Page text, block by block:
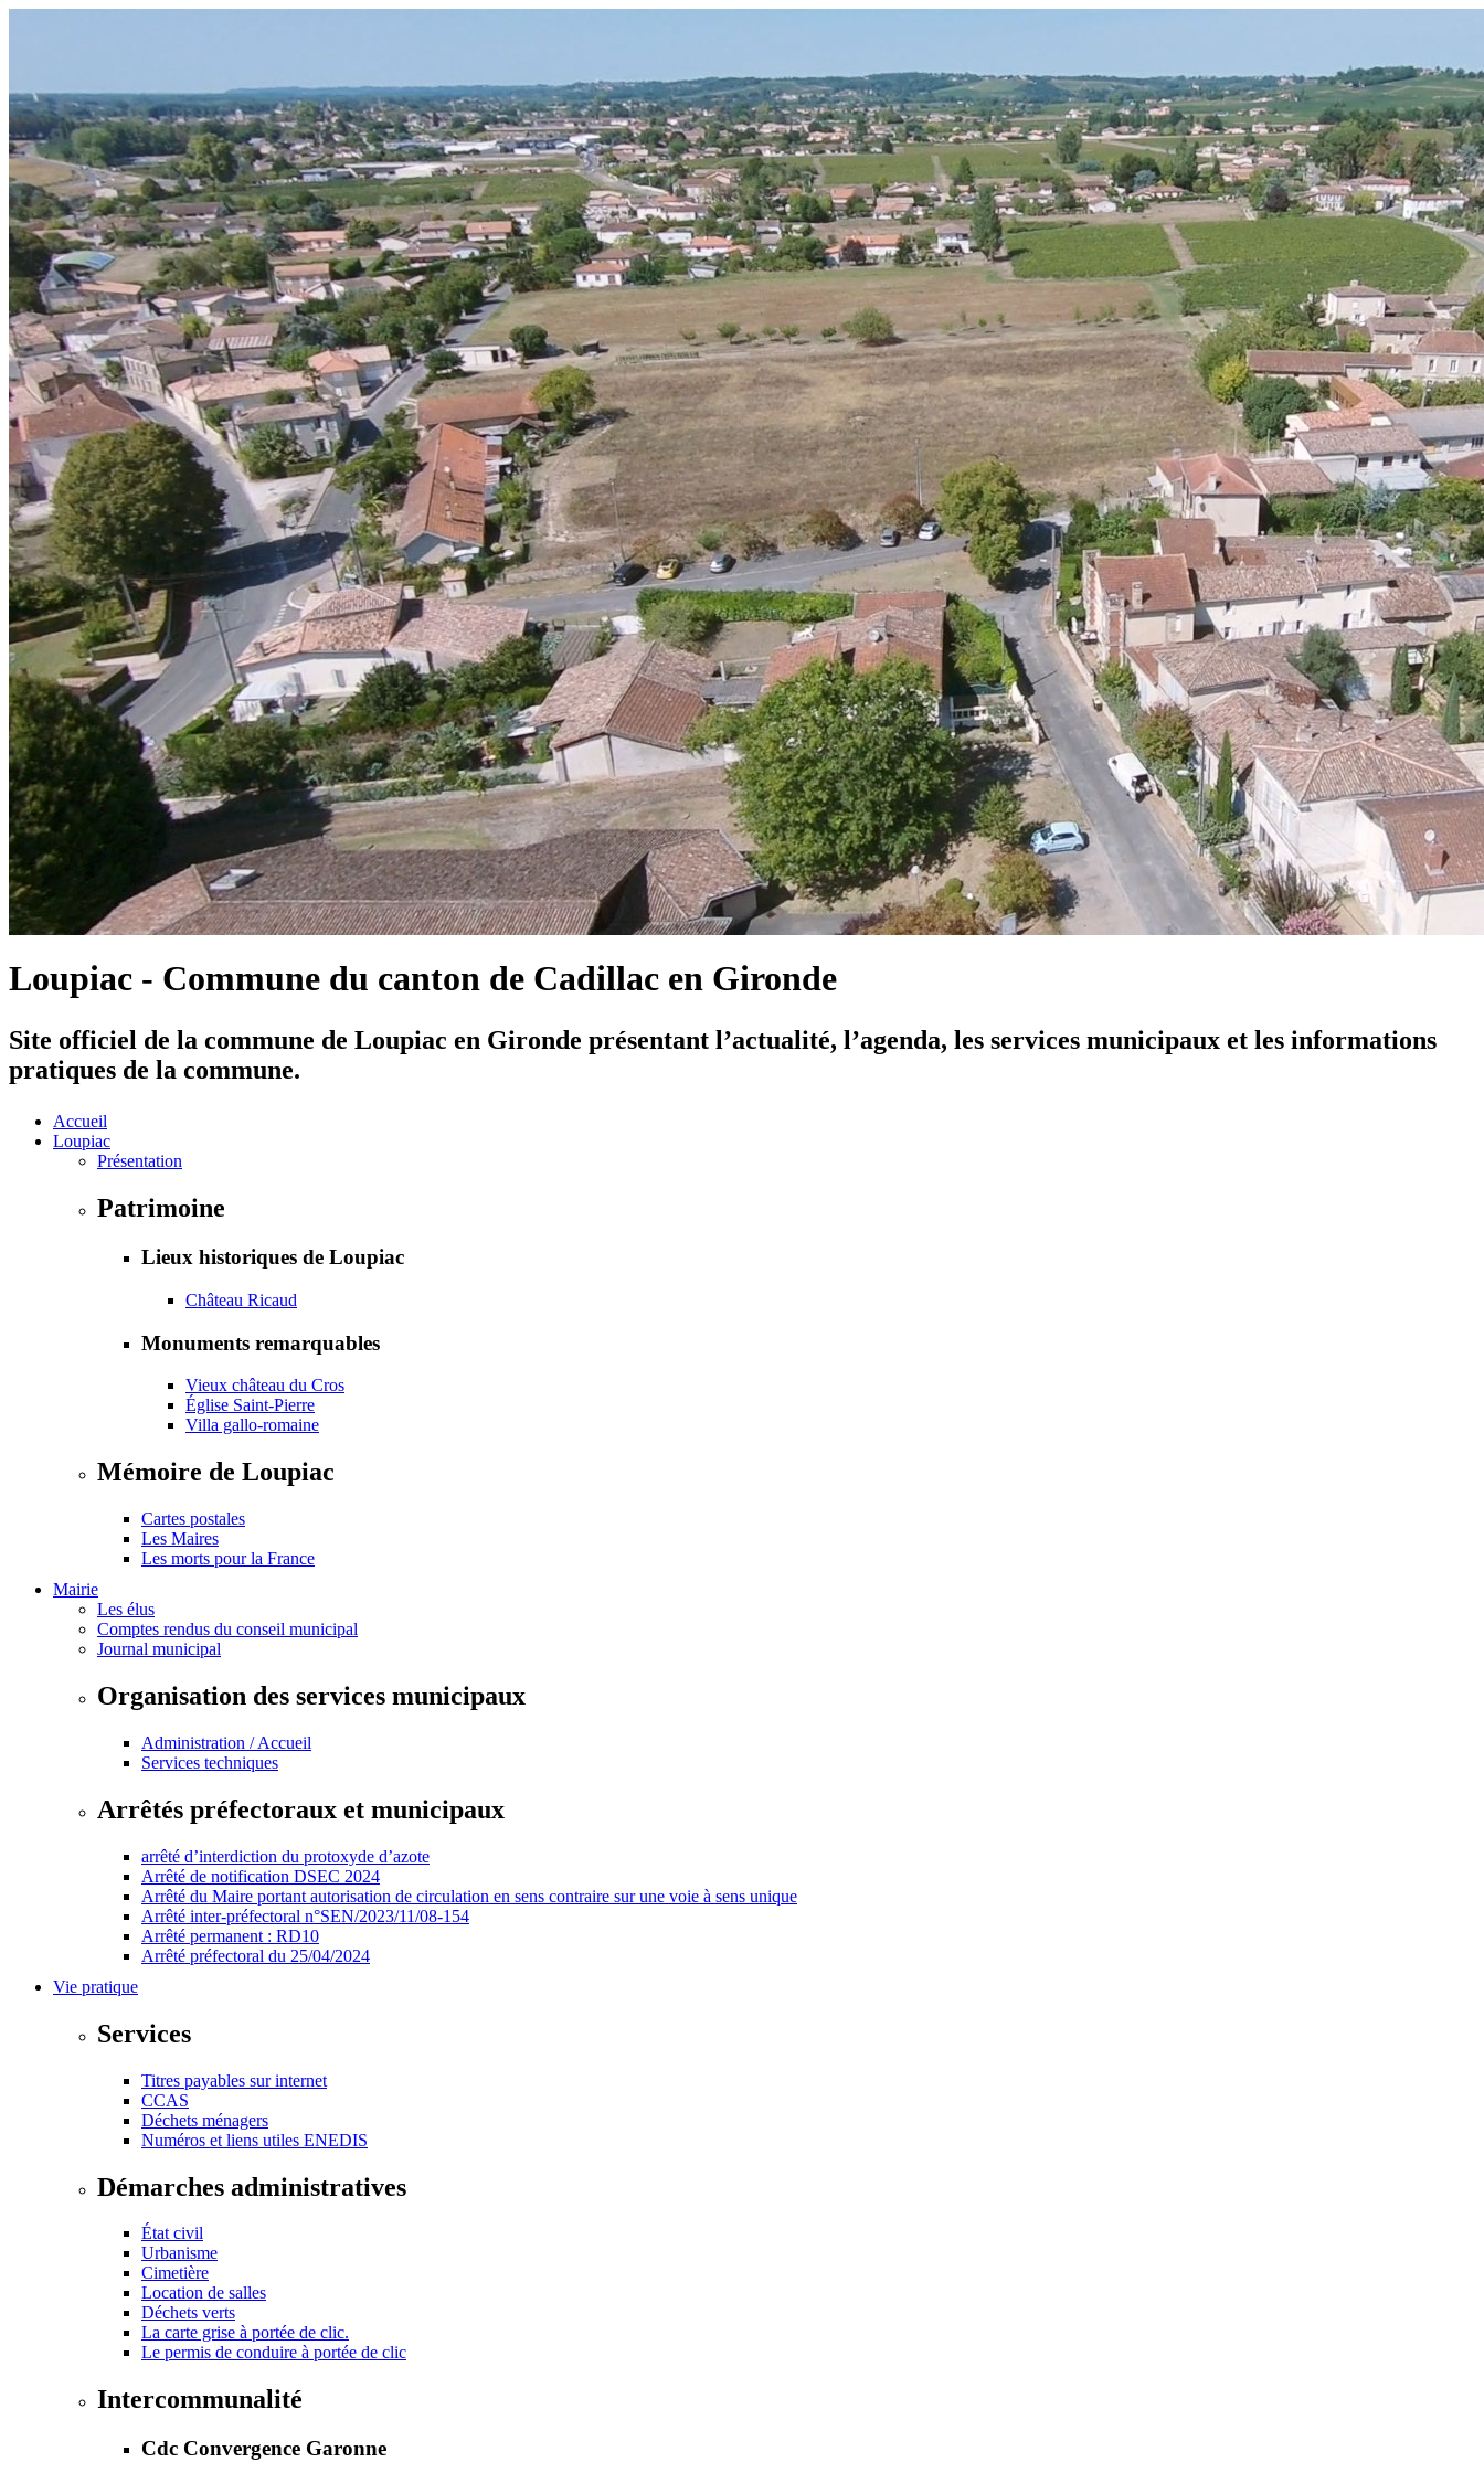
Loupiac - Commune du canton de Cadillac en Gironde
Site officiel de la commune de Loupiac en Gironde présentant l’actualité, l’agenda, les services municipaux et les informations
pratiques de la commune.
Accueil
Loupiac
Présentation
Patrimoine
Lieux historiques de Loupiac
Château Ricaud
Monuments remarquables
Vieux château du Cros
Église Saint-Pierre
Villa gallo-romaine
Mémoire de Loupiac
Cartes postales
Les Maires
Les morts pour la France
Mairie
Les élus
Comptes rendus du conseil municipal
Journal municipal
Organisation des services municipaux
Administration / Accueil
Services techniques
Arrêtés préfectoraux et municipaux
arrêté d’interdiction du protoxyde d’azote
Arrêté de notification DSEC 2024
Arrêté du Maire portant autorisation de circulation en sens contraire sur une voie à sens unique
Arrêté inter-préfectoral n°SEN/2023/11/08-154
Arrêté permanent : RD10
Arrêté préfectoral du 25/04/2024
Vie pratique
Services
Titres payables sur internet
CCAS
Déchets ménagers
Numéros et liens utiles ENEDIS
Démarches administratives
État civil
Urbanisme
Cimetière
Location de salles
Déchets verts
La carte grise à portée de clic.
Le permis de conduire à portée de clic
Intercommunalité
Cdc Convergence Garonne